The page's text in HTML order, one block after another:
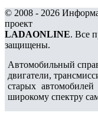
© 2008 - 2026
проект
LADAONLINE. Все
защищены.
Автомобильный
двигатели,
старых
широкому спектру